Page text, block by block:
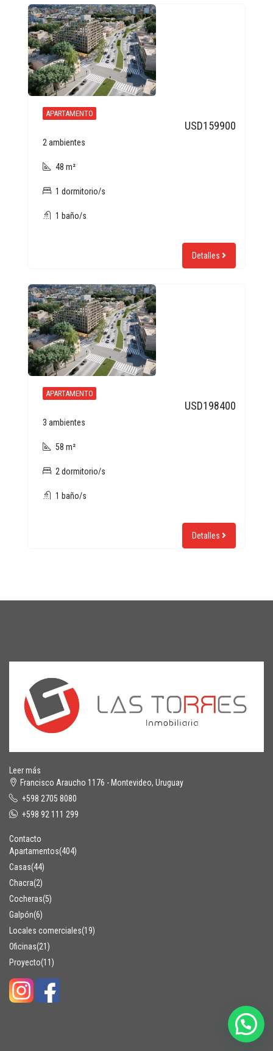
APARTAMENTO
USD159900
2 ambientes
48 m²
1 dormitorio/s
1 baño/s
Detalles
APARTAMENTO
USD198400
3 ambientes
58 m²
2 dormitorio/s
1 baño/s
Detalles
Leer más
Francisco Araucho 1176 - Montevideo, Uruguay
+598 2705 8080
+598 92 111 299
Contacto
Apartamentos(404)
Casas(44)
Chacra(2)
Cocheras(5)
Galpón(6)
Locales comerciales(19)
Oficinas(21)
Proyecto(11)